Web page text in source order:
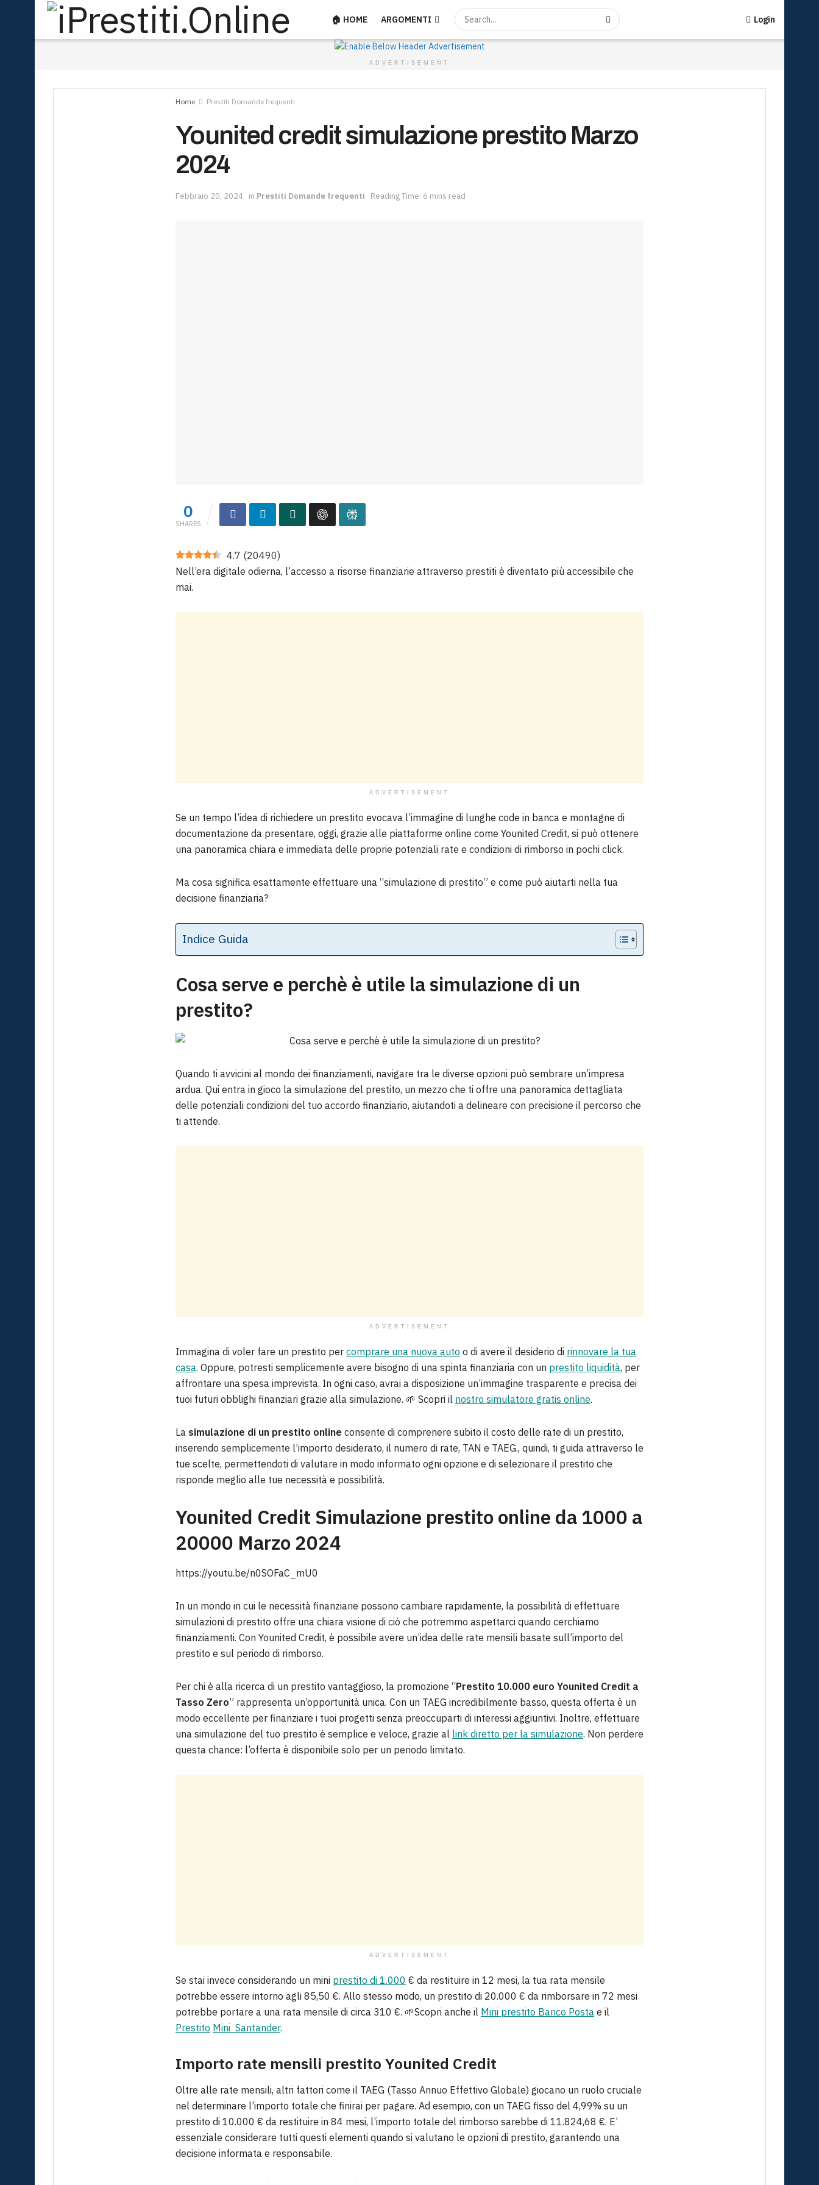
🏠 HOME ARGOMENTI Login
ADVERTISEMENT
Home Prestiti Domande frequenti
Younited credit simulazione prestito Marzo
2024
Febbraio 20, 2024 in Prestiti Domande frequenti Reading Time: 6 mins read
0
SHARES
4.7 (20490)
Nell’era digitale odierna, l’accesso a risorse finanziarie attraverso prestiti è diventato più accessibile che
mai.
ADVERTISEMENT
Se un tempo l’idea di richiedere un prestito evocava l’immagine di lunghe code in banca e montagne di
documentazione da presentare, oggi, grazie alle piattaforme online come Younited Credit, si può ottenere
una panoramica chiara e immediata delle proprie potenziali rate e condizioni di rimborso in pochi click.
Ma cosa significa esattamente effettuare una “simulazione di prestito” e come può aiutarti nella tua
decisione finanziaria?
Indice Guida
Cosa serve e perchè è utile la simulazione di un
prestito?
Quando ti avvicini al mondo dei finanziamenti, navigare tra le diverse opzioni può sembrare un’impresa
ardua. Qui entra in gioco la simulazione del prestito, un mezzo che ti offre una panoramica dettagliata
delle potenziali condizioni del tuo accordo finanziario, aiutandoti a delineare con precisione il percorso che
ti attende.
ADVERTISEMENT
Immagina di voler fare un prestito per comprare una nuova auto o di avere il desiderio di rinnovare la tua
casa. Oppure, potresti semplicemente avere bisogno di una spinta finanziaria con un prestito liquidità, per
affrontare una spesa imprevista. In ogni caso, avrai a disposizione un’immagine trasparente e precisa dei
tuoi futuri obblighi finanziari grazie alla simulazione. 🌱 Scopri il nostro simulatore gratis online.
La simulazione di un prestito online consente di comprenere subito il costo delle rate di un prestito,
inserendo semplicemente l’importo desiderato, il numero di rate, TAN e TAEG., quindi, ti guida attraverso le
tue scelte, permettendoti di valutare in modo informato ogni opzione e di selezionare il prestito che
risponde meglio alle tue necessità e possibilità.
Younited Credit Simulazione prestito online da 1000 a
20000 Marzo 2024
https://youtu.be/n0SOFaC_mU0
In un mondo in cui le necessità finanziarie possono cambiare rapidamente, la possibilità di effettuare
simulazioni di prestito offre una chiara visione di ciò che potremmo aspettarci quando cerchiamo
finanziamenti. Con Younited Credit, è possibile avere un’idea delle rate mensili basate sull’importo del
prestito e sul periodo di rimborso.
Per chi è alla ricerca di un prestito vantaggioso, la promozione “Prestito 10.000 euro Younited Credit a
Tasso Zero” rappresenta un’opportunità unica. Con un TAEG incredibilmente basso, questa offerta è un
modo eccellente per finanziare i tuoi progetti senza preoccuparti di interessi aggiuntivi. Inoltre, effettuare
una simulazione del tuo prestito è semplice e veloce, grazie al link diretto per la simulazione. Non perdere
questa chance: l’offerta è disponibile solo per un periodo limitato.
ADVERTISEMENT
Se stai invece considerando un mini prestito di 1.000 € da restituire in 12 mesi, la tua rata mensile
potrebbe essere intorno agli 85,50 €. Allo stesso modo, un prestito di 20.000 € da rimborsare in 72 mesi
potrebbe portare a una rata mensile di circa 310 €. 🌱Scopri anche il Mini prestito Banco Posta e il
Prestito Mini Santander.
Importo rate mensili prestito Younited Credit
Oltre alle rate mensili, altri fattori come il TAEG (Tasso Annuo Effettivo Globale) giocano un ruolo cruciale
nel determinare l’importo totale che finirai per pagare. Ad esempio, con un TAEG fisso del 4,99% su un
prestito di 10.000 € da restituire in 84 mesi, l’importo totale del rimborso sarebbe di 11.824,68 €. E’
essenziale considerare tutti questi elementi quando si valutano le opzioni di prestito, garantendo una
decisione informata e responsabile.